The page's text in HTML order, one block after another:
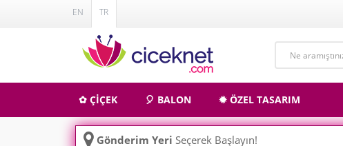
EN TR
✿ ÇİÇEK 🎈 BALON ✹ ÖZEL TASARIM
Gönderim Yeri Seçerek Başlayın!